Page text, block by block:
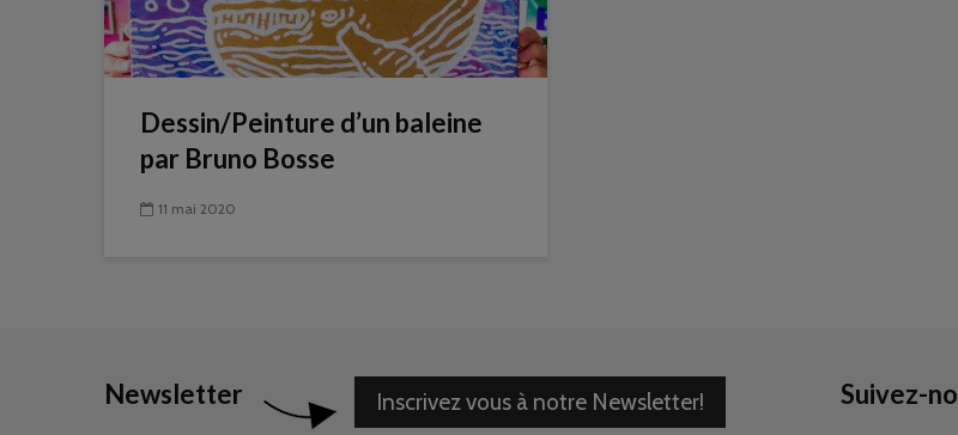
Dessin/Peinture d’un baleine
par Bruno Bosse
11 mai 2020
Newsletter Inscrivez vous à notre Newsletter! Suivez-